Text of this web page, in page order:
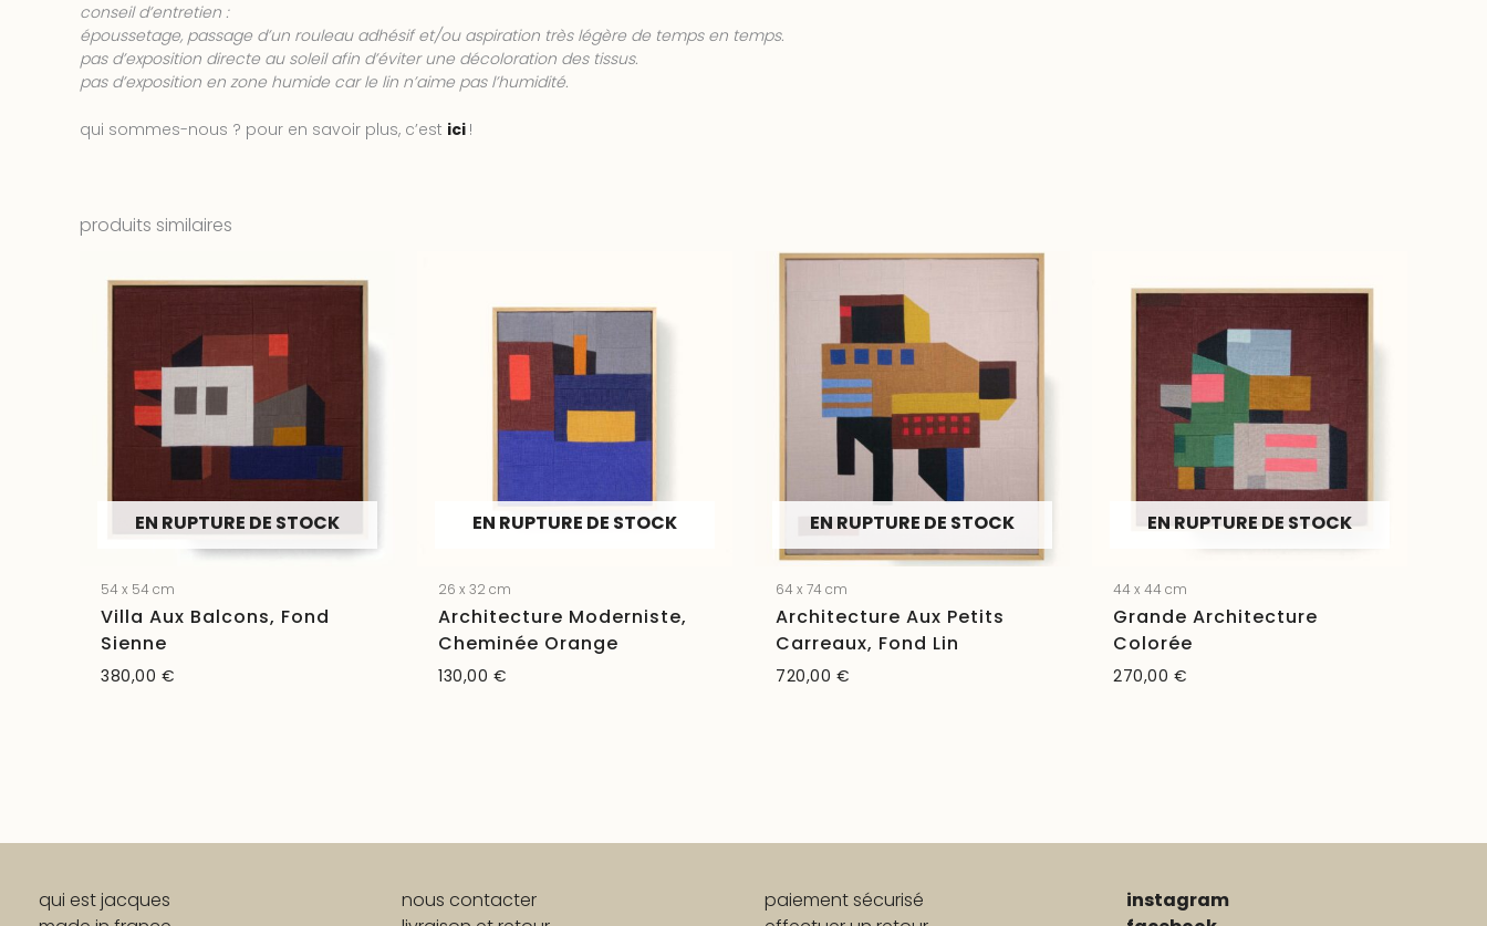
conseil d’entretien :
époussetage, passage d’un rouleau adhésif et/ou aspiration très légère de temps en temps.
pas d’exposition directe au soleil afin d’éviter une décoloration des tissus.
pas d’exposition en zone humide car le lin n’aime pas l’humidité.
qui sommes-nous ? pour en savoir plus, c’est ici !
produits similaires
EN RUPTURE DE STOCK
54 x 54 cm
Villa Aux Balcons, Fond
Sienne
380,00 €
EN RUPTURE DE STOCK
26 x 32 cm
Architecture Moderniste,
Cheminée Orange
130,00 €
EN RUPTURE DE STOCK
64 x 74 cm
Architecture Aux Petits
Carreaux, Fond Lin
720,00 €
EN RUPTURE DE STOCK
44 x 44 cm
Grande Architecture
Colorée
270,00 €
qui est jacques
nous contacter
paiement sécurisé
instagram